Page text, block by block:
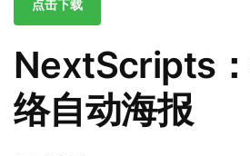
点击下载
NextScripts
络自动海报